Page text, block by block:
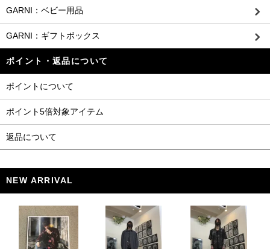
GARNI：ベビー用品
GARNI：ギフトボックス
ポイント・返品について
ポイントについて
ポイント5倍対象アイテム
返品について
NEW ARRIVAL